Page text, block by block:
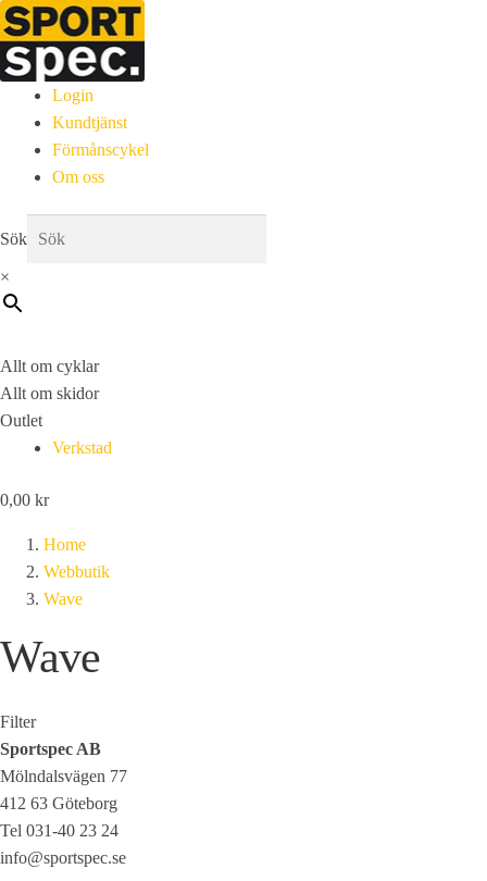
Login
Kundtjänst
Förmånscykel
Om oss
Sök
×
Allt om cyklar
Allt om skidor
Outlet
Verkstad
0,00 kr
Home
Webbutik
Wave
Wave
Filter
Sportspec AB
Mölndalsvägen 77
412 63 Göteborg
Tel 031-40 23 24
info@sportspec.se